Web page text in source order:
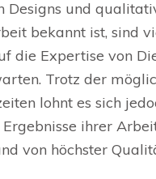
Designs und
bekannt ist, sind
die Expertise von
Trotz der
lohnt es sich
ihrer
von höchster